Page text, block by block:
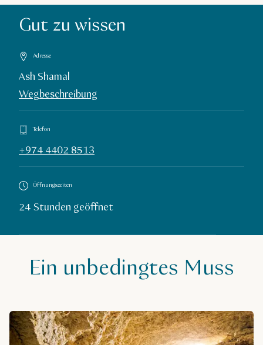
Gut zu wissen
Adresse
Ash Shamal
Wegbeschreibung
Telefon
+974 4402 8513
Öffnungszeiten
24 Stunden geöffnet
Ein unbedingtes Muss